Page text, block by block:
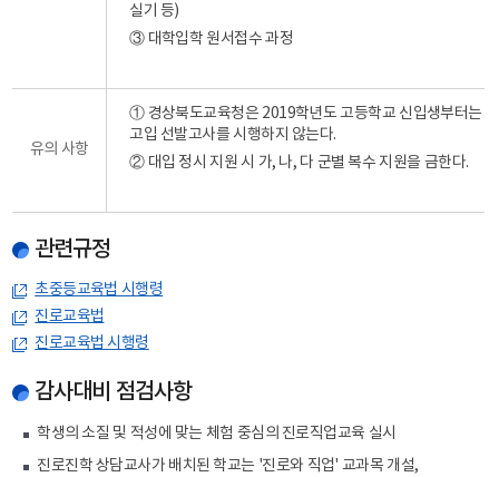
실기 등)
③ 대학입학 원서접수 과정
유의 사항
① 경상북도교육청은 2019학년도 고등학교 신입생부터는
고입 선발고사를 시행하지 않는다.
② 대입 정시 지원 시 가, 나, 다 군별 복수 지원을 금한다.
관련규정
초중등교육법 시행령
진로교육법
진로교육법 시행령
감사대비 점검사항
학생의 소질 및 적성에 맞는 체험 중심의 진로직업교육 실시
진로진학 상담교사가 배치된 학교는 '진로와 직업' 교과목 개설,